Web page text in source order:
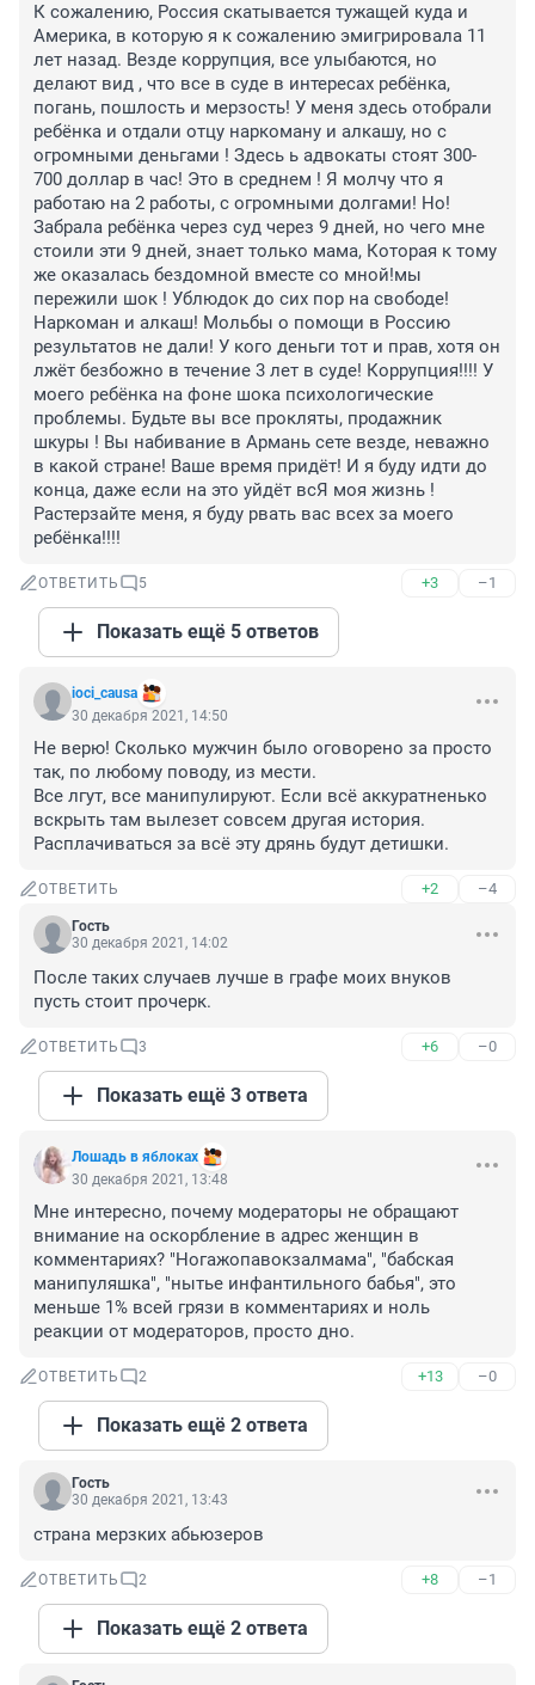
К сожалению, Россия скатывается тужащей куда и
Америка, в которую я к сожалению эмигрировала 11
лет назад. Везде коррупция, все улыбаются, но
делают вид , что все в суде в интересах ребёнка,
погань, пошлость и мерзость! У меня здесь отобрали
ребёнка и отдали отцу наркоману и алкашу, но с
огромными деньгами ! Здесь ь адвокаты стоят 300-
700 доллар в час! Это в среднем ! Я молчу что я
работаю на 2 работы, с огромными долгами! Но!
Забрала ребёнка через суд через 9 дней, но чего мне
стоили эти 9 дней, знает только мама, Которая к тому
же оказалась бездомной вместе со мной!мы
пережили шок ! Ублюдок до сих пор на свободе!
Наркоман и алкаш! Мольбы о помощи в Россию
результатов не дали! У кого деньги тот и прав, хотя он
лжёт безбожно в течение 3 лет в суде! Коррупция!!!! У
моего ребёнка на фоне шока психологические
проблемы. Будьте вы все прокляты, продажник
шкуры ! Вы набивание в Армань сете везде, неважно
в какой стране! Ваше время придёт! И я буду идти до
конца, даже если на это уйдёт всЯ моя жизнь !
Растерзайте меня, я буду рвать вас всех за моего
ребёнка!!!!
ОТВЕТИТЬ 5 +3 –1
Показать ещё 5 ответов
ioci_causa
30 декабря 2021, 14:50
Не верю! Сколько мужчин было оговорено за просто
так, по любому поводу, из мести.
Все лгут, все манипулируют. Если всё аккуратненько
вскрыть там вылезет совсем другая история.
Расплачиваться за всё эту дрянь будут детишки.
ОТВЕТИТЬ +2 –4
Гость
30 декабря 2021, 14:02
После таких случаев лучше в графе моих внуков
пусть стоит прочерк.
ОТВЕТИТЬ 3 +6 –0
Показать ещё 3 ответа
Лошадь в яблоках
30 декабря 2021, 13:48
Мне интересно, почему модераторы не обращают
внимание на оскорбление в адрес женщин в
комментариях? "Ногажопавокзалмама", "бабская
манипуляшка", "нытье инфантильного бабья", это
меньше 1% всей грязи в комментариях и ноль
реакции от модераторов, просто дно.
ОТВЕТИТЬ 2 +13 –0
Показать ещё 2 ответа
Гость
30 декабря 2021, 13:43
страна мерзких абьюзеров
ОТВЕТИТЬ 2 +8 –1
Показать ещё 2 ответа